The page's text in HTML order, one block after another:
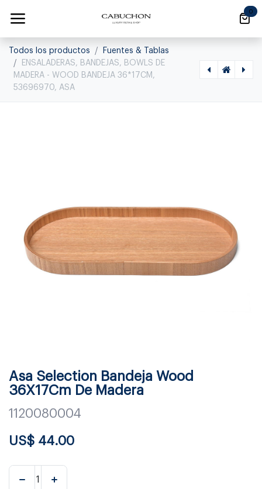
0
Todos los productos
Fuentes & Tablas
ENSALADERAS, BANDEJAS, BOWLS DE
MADERA - WOOD BANDEJA 36*17CM,
53696970, ASA
Asa Selection Bandeja Wood
36X17Cm De Madera
1120080004
US$ 44.00